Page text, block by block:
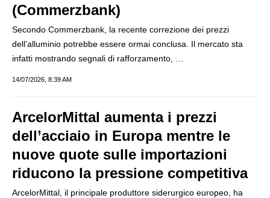
(Commerzbank)
Secondo Commerzbank, la recente correzione dei prezzi
dell’alluminio potrebbe essere ormai conclusa. Il mercato sta
infatti mostrando segnali di rafforzamento, …
14/07/2026, 8:39 AM
ArcelorMittal aumenta i prezzi
dell’acciaio in Europa mentre le
nuove quote sulle importazioni
riducono la pressione competitiva
ArcelorMittal, il principale produttore siderurgico europeo, ha